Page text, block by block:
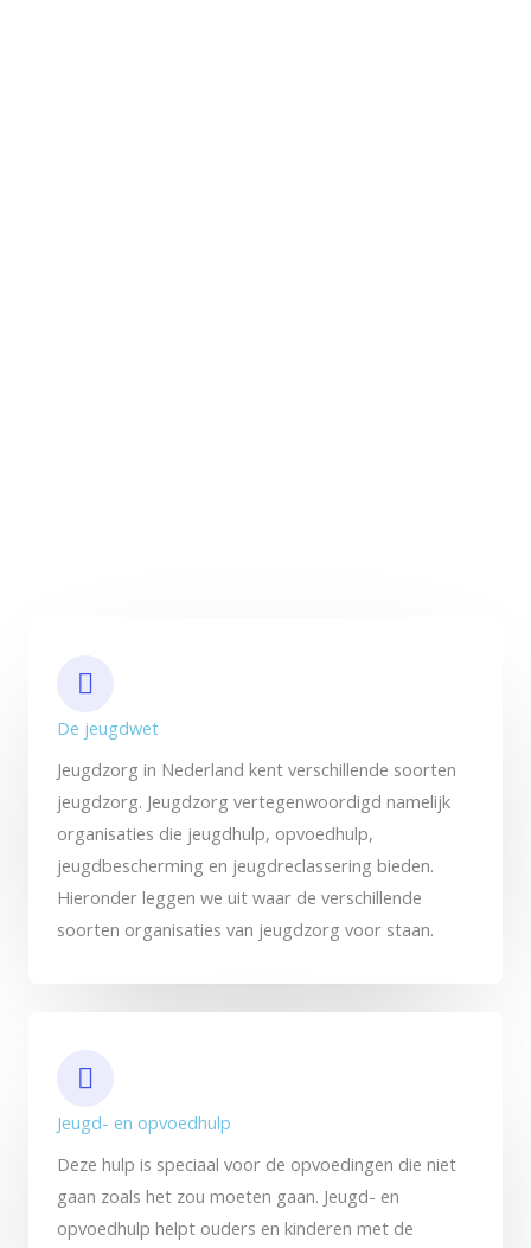
De jeugdwet
Jeugdzorg in Nederland kent verschillende soorten
jeugdzorg. Jeugdzorg vertegenwoordigd namelijk
organisaties die jeugdhulp, opvoedhulp,
jeugdbescherming en jeugdreclassering bieden.
Hieronder leggen we uit waar de verschillende
soorten organisaties van jeugdzorg voor staan.
Jeugd- en opvoedhulp
Deze hulp is speciaal voor de opvoedingen die niet
gaan zoals het zou moeten gaan. Jeugd- en
opvoedhulp helpt ouders en kinderen met de